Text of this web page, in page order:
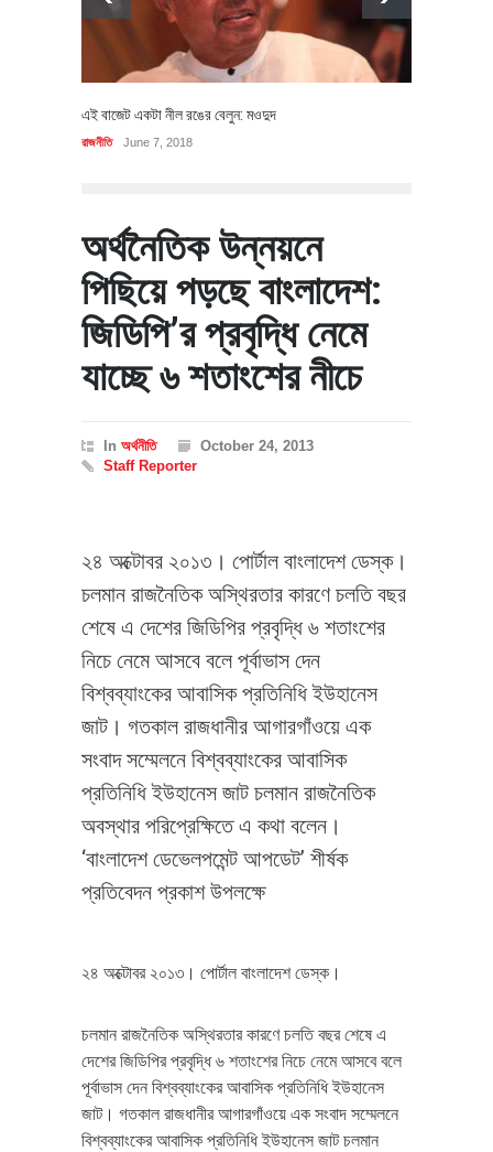
এই বাজেট একটা নীল রঙের বেলুন: মওদুদ
রাজনীতি June 7, 2018
অর্থনৈতিক উন্নয়নে
পিছিয়ে পড়ছে বাংলাদেশ:
জিডিপি’র প্রবৃদ্ধি নেমে
যাচ্ছে ৬ শতাংশের নীচে
In অর্থনীতি
October 24, 2013
Staff Reporter
২৪ অক্টোবর ২০১৩। পোর্টাল বাংলাদেশ ডেস্ক।
চলমান রাজনৈতিক অস্থিরতার কারণে চলতি বছর
শেষে এ দেশের জিডিপির প্রবৃদ্ধি ৬ শতাংশের
নিচে নেমে আসবে বলে পূর্বাভাস দেন
বিশ্বব্যাংকের আবাসিক প্রতিনিধি ইউহানেস
জাট। গতকাল রাজধানীর আগারগাঁওয়ে এক
সংবাদ সম্মেলনে বিশ্বব্যাংকের আবাসিক
প্রতিনিধি ইউহানেস জাট চলমান রাজনৈতিক
অবস্থার পরিপ্রেক্ষিতে এ কথা বলেন।
‘বাংলাদেশ ডেভেলপমেন্ট আপডেট’ শীর্ষক
প্রতিবেদন প্রকাশ উপলক্ষে
২৪ অক্টোবর ২০১৩। পোর্টাল বাংলাদেশ ডেস্ক।
চলমান রাজনৈতিক অস্থিরতার কারণে চলতি বছর শেষে এ
দেশের জিডিপির প্রবৃদ্ধি ৬ শতাংশের নিচে নেমে আসবে বলে
পূর্বাভাস দেন বিশ্বব্যাংকের আবাসিক প্রতিনিধি ইউহানেস
জাট। গতকাল রাজধানীর আগারগাঁওয়ে এক সংবাদ সম্মেলনে
বিশ্বব্যাংকের আবাসিক প্রতিনিধি ইউহানেস জাট চলমান